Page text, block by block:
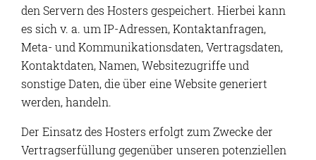
den Servern des Hosters gespeichert. Hierbei kann
es sich v. a. um IP-Adressen, Kontaktanfragen,
Meta- und Kommunikationsdaten, Vertragsdaten,
Kontaktdaten, Namen, Websitezugriffe und
sonstige Daten, die über eine Website generiert
werden, handeln.
Der Einsatz des Hosters erfolgt zum Zwecke der
Vertragserfüllung gegenüber unseren potenziellen